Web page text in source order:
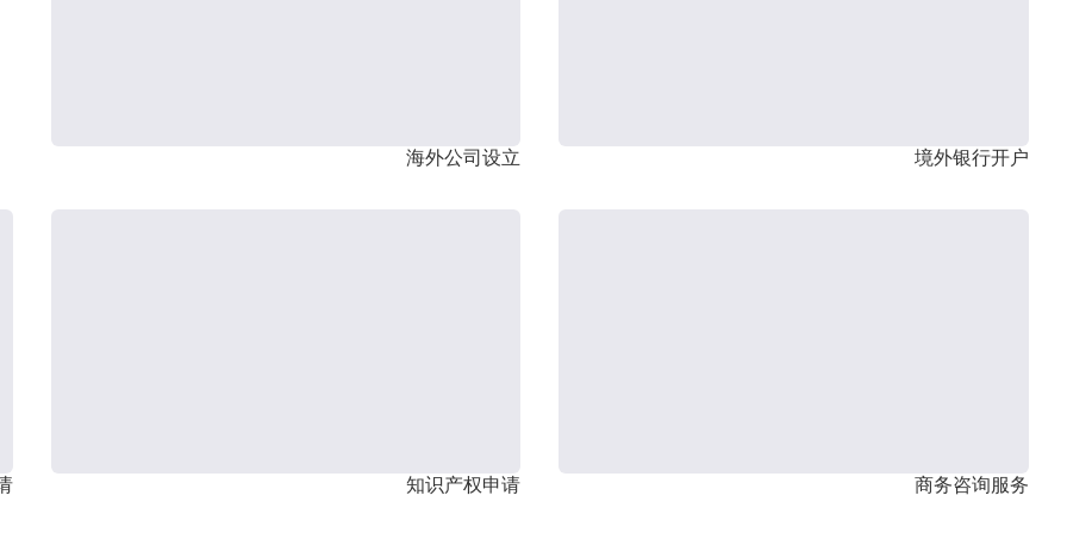
海外公司设立 境外银行开户
知识产权申请 商务咨询服务